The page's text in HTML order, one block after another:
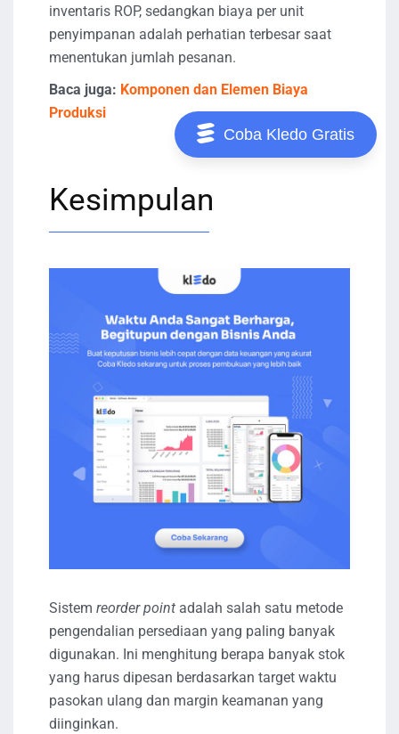
inventaris ROP, sedangkan biaya per unit
penyimpanan adalah perhatian terbesar saat
menentukan jumlah pesanan.
Baca juga: Komponen dan Elemen Biaya
Produksi
Kesimpulan
Sistem reorder point adalah salah satu metode
pengendalian persediaan yang paling banyak
digunakan. Ini menghitung berapa banyak stok
yang harus dipesan berdasarkan target waktu
pasokan ulang dan margin keamanan yang
diinginkan.
Coba Kledo Gratis